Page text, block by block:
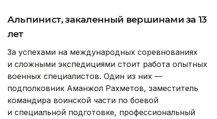
Альпинист, закаленный вершинами за 13
лет
За успехами на международных соревнованиях
и сложными экспедициями стоит работа опытных
военных специалистов. Один из них —
подполковник Аманжол Рахметов, заместитель
командира воинской части по боевой
и специальной подготовке, профессиональный